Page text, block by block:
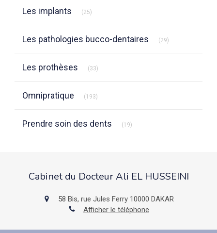
Les implants (25)
Les pathologies bucco-dentaires (29)
Les prothèses (33)
Omnipratique (193)
Prendre soin des dents (19)
Cabinet du Docteur Ali EL HUSSEINI
58 Bis, rue Jules Ferry 10000 DAKAR
Afficher le téléphone